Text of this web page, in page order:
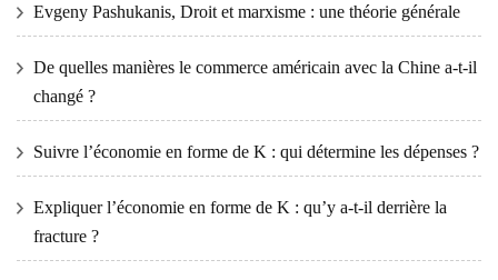
Evgeny Pashukanis, Droit et marxisme : une théorie générale
De quelles manières le commerce américain avec la Chine a-t-il
changé ?
Suivre l’économie en forme de K : qui détermine les dépenses ?
Expliquer l’économie en forme de K : qu’y a-t-il derrière la
fracture ?